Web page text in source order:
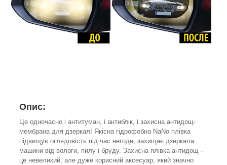
Опис:
Це одночасно і антитуман, і антиблік, і захисна антидощ-
мембрана для дзеркал! Якісна гідрофобна NaNo плівка
підвищує оглядовість під час негоди, захищає дзеркала
машини від вологи, пилу і бруду. Захисна плівка антидощ –
це невеликий, але дуже корисний аксесуар, який значно